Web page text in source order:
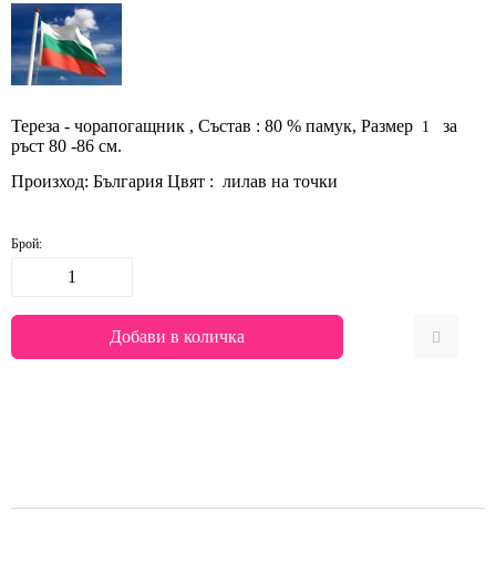
Тереза - чорапогащник , Състав : 80 % памук, Размер 1
за
ръст 80 -86 см.
Произход: България Цвят : лилав на точки
Брой: